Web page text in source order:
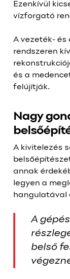
Ezenkívül
vízforgató
A vezeték-
rendszeren
és a
felújítják.
Nagy
A kivitelezés
annak
legyen a
hangulatával
A
belső